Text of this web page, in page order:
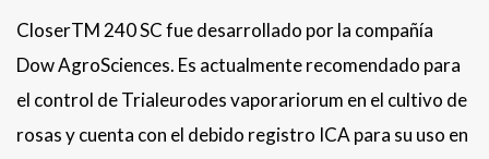
CloserTM 240 SC fue desarrollado por la compañía
Dow AgroSciences. Es actualmente recomendado para
el control de Trialeurodes vaporariorum en el cultivo de
rosas y cuenta con el debido registro ICA para su uso en